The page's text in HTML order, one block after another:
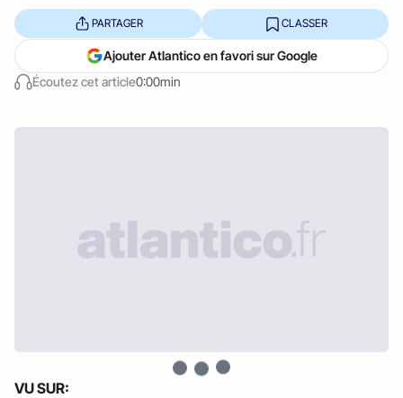
Écoutez cet article0:00min
PARTAGER CLASSER
Ajouter Atlantico en favori sur Google
VU SUR: